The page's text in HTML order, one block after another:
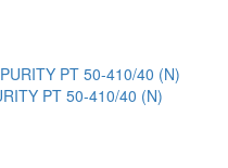
PT 50-410/40 (N)